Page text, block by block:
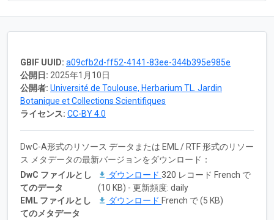
GBIF UUID: a09cfb2d-ff52-4141-83ee-344b395e985e
公開日: 2025年1月10日
公開者: Université de Toulouse, Herbarium TL. Jardin
Botanique et Collections Scientifiques
ライセンス: CC-BY 4.0
DwC-A形式のリソース データまたは EML / RTF 形式のリソー
ス メタデータの最新バージョンをダウンロード：
DwC ファイルとし
てのデータ
ダウンロード 320 レコード French で
(10 KB) - 更新頻度: daily
EML ファイルとし
てのメタデータ
ダウンロード French で (5 KB)